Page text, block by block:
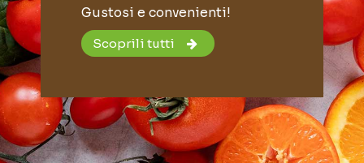
Gustosi e convenienti!
Scoprili tutti